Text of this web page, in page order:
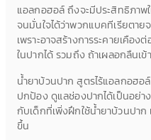
แอลกอฮอล์ ถึงจะมีประสิทธิภาพ
จนมั่นใจได้ว่าพวกแบคทีเรียตาย
เพราะอาจสร้างการระคายเคือ
ในปากได้ รวมถึง ถ้าเผลอกลืนเ
น้ำยาบ้วนปาก สูตรไร้แอลกอฮ
ปกป้อง ดูแลช่องปากได้เป็นอย่
กับเด็กที่เพิ่งฝึกใช้น้ำยาบ้วนปา
ขึ้น